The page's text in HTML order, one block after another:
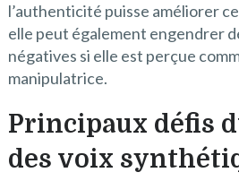
l’authenticité puisse améliorer
elle peut également engendrer
négatives si elle est perçue
manipulatrice.
Principaux défis
des voix